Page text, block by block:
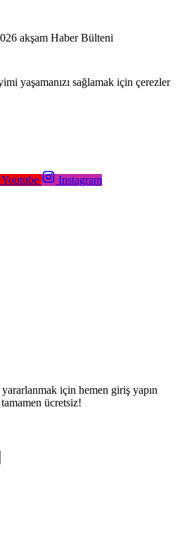
akşam Haber Bülteni
yaşamanızı sağlamak için çerezler
Youtube Instagram
için hemen giriş yapın
ücretsiz!